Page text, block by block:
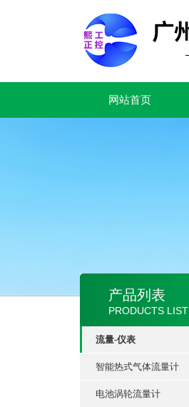
网站首页
产品列表
PRODUCTS LIST
流量-仪表
智能热式气体流量计
电池涡轮流量计